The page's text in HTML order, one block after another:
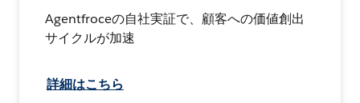
Agentfroceの自社実証で、顧客への価値創出
サイクルが加速
詳細はこちら